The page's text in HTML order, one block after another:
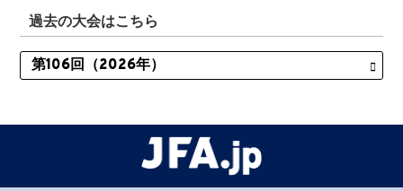
過去の大会はこちら